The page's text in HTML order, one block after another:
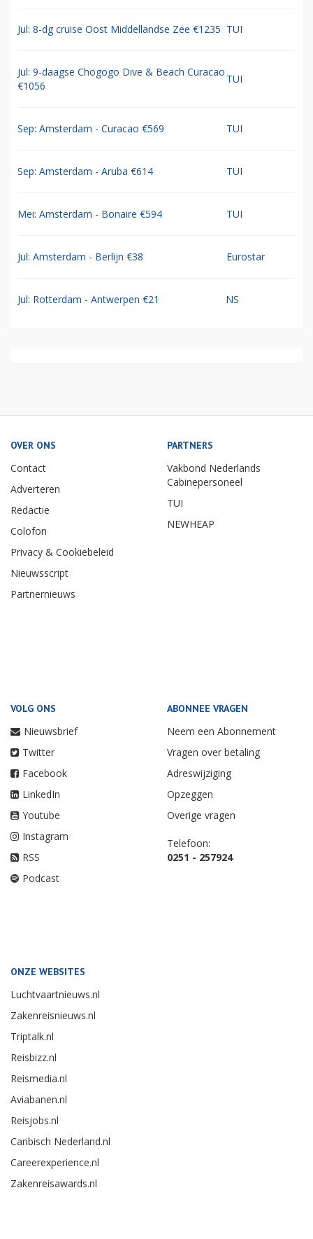
Jul: 8-dg cruise Oost Middellandse Zee €1235 TUI
Jul: 9-daagse Chogogo Dive & Beach Curacao
€1056
TUI
Sep: Amsterdam - Curacao €569 TUI
Sep: Amsterdam - Aruba €614 TUI
Mei: Amsterdam - Bonaire €594 TUI
Jul: Amsterdam - Berlijn €38 Eurostar
Jul: Rotterdam - Antwerpen €21 NS
OVER ONS
Contact
Adverteren
Redactie
Colofon
Privacy & Cookiebeleid
Nieuwsscript
Partnernieuws
PARTNERS
Vakbond Nederlands
Cabinepersoneel
TUI
NEWHEAP
VOLG ONS
Nieuwsbrief
Twitter
Facebook
LinkedIn
Youtube
Instagram
RSS
Podcast
ABONNEE VRAGEN
Neem een Abonnement
Vragen over betaling
Adreswijziging
Opzeggen
Overige vragen
Telefoon:
0251 - 257924
ONZE WEBSITES
Luchtvaartnieuws.nl
Zakenreisnieuws.nl
Triptalk.nl
Reisbizz.nl
Reismedia.nl
Aviabanen.nl
Reisjobs.nl
Caribisch Nederland.nl
Careerexperience.nl
Zakenreisawards.nl